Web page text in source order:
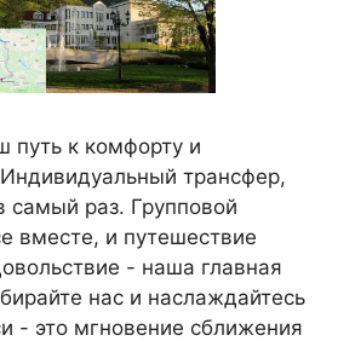
путь к комфорту и
трансфер,
самый раз. Групповой
вместе, и путешествие
- наша главная
нас и наслаждайтесь
- это мгновение сближения